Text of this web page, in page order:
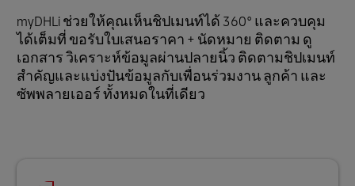
myDHLi ช่วยให้คุณเห็นชิปเมนท์ได้ 360° และควบคุม
ได้เต็มที่ ขอรับใบเสนอราคา + นัดหมาย ติดตาม ดู
เอกสาร วิเคราะห์ข้อมูลผ่านปลายนิ้ว ติดตามชิปเมนท์
สำคัญและแบ่งปันข้อมูลกับเพื่อนร่วมงาน ลูกค้า และ
ซัพพลายเออร์ ทั้งหมดในที่เดียว